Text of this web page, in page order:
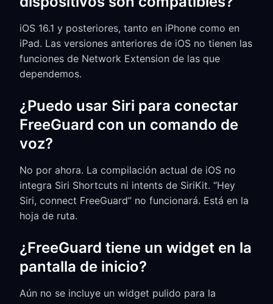
iOS 16.1 y posteriores, tanto en iPhone como en
iPad. Las versiones anteriores de iOS no tienen las
funciones de Network Extension de las que
dependemos.
¿Puedo usar Siri para conectar
FreeGuard con un comando de
voz?
No por ahora. La compilación actual de iOS no
integra Siri Shortcuts ni intents de SiriKit. “Hey
Siri, connect FreeGuard” no funcionará. Está en la
hoja de ruta.
¿FreeGuard tiene un widget en la
pantalla de inicio?
Aún no se incluye un widget pulido para la